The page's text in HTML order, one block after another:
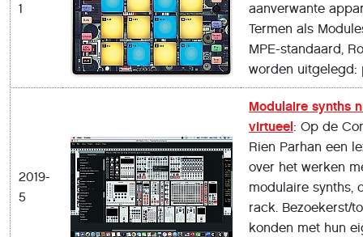
1
aanverwante
Termen als
MPE-standaard,
worden uitgelegd:
2019-
5
Modulaire synths
virtueel : Op de
Rien Parhan een
over het werken
modulaire synths,
rack. Bezoekerst/
konden met hun